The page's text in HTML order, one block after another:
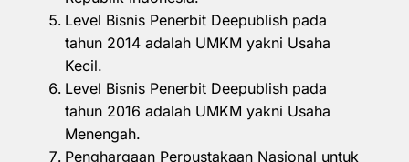
Level Bisnis Penerbit Deepublish pada
tahun 2014 adalah UMKM yakni Usaha
Kecil.
Level Bisnis Penerbit Deepublish pada
tahun 2016 adalah UMKM yakni Usaha
Menengah.
Penghargaan Perpustakaan Nasional untuk